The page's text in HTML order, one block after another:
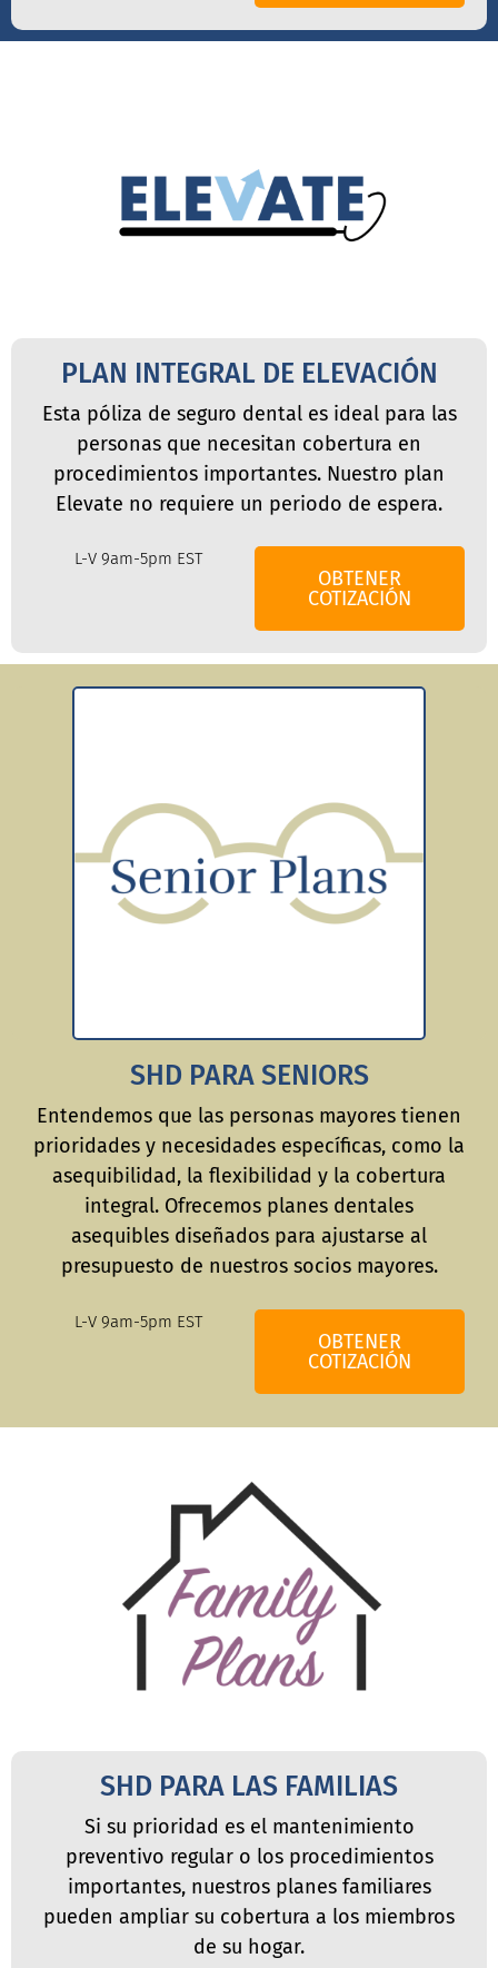
PLAN INTEGRAL DE ELEVACIÓN
Esta póliza de seguro dental es ideal para las
personas que necesitan cobertura en
procedimientos importantes. Nuestro plan
Elevate no requiere un periodo de espera.
L-V 9am-5pm EST
OBTENER
COTIZACIÓN
SHD PARA SENIORS
Entendemos que las personas mayores tienen
prioridades y necesidades específicas, como la
asequibilidad, la flexibilidad y la cobertura
integral. Ofrecemos planes dentales
asequibles diseñados para ajustarse al
presupuesto de nuestros socios mayores.
L-V 9am-5pm EST
OBTENER
COTIZACIÓN
SHD PARA LAS FAMILIAS
Si su prioridad es el mantenimiento
preventivo regular o los procedimientos
importantes, nuestros planes familiares
pueden ampliar su cobertura a los miembros
de su hogar.